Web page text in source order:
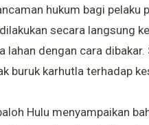
hukum bagi pelaku
secara langsung
lahan dengan cara
buruk karhutla terhadap
Hulu menyampaikan